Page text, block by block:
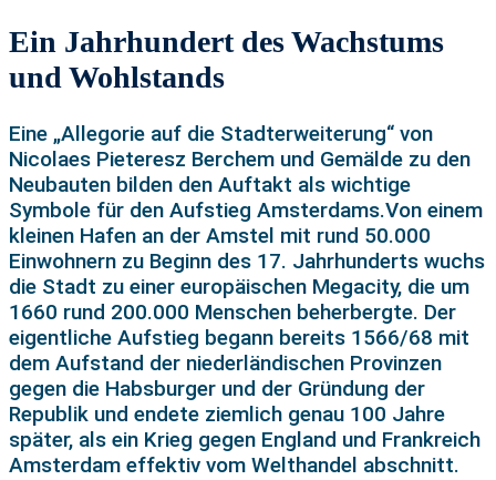
Ein Jahrhundert des Wachstums
und Wohlstands
Eine „Allegorie auf die Stadterweiterung“ von
Nicolaes Pieteresz Berchem und Gemälde zu den
Neubauten bilden den Auftakt als wichtige
Symbole für den Aufstieg Amsterdams.Von einem
kleinen Hafen an der Amstel mit rund 50.000
Einwohnern zu Beginn des 17. Jahrhunderts wuchs
die Stadt zu einer europäischen Megacity, die um
1660 rund 200.000 Menschen beherbergte. Der
eigentliche Aufstieg begann bereits 1566/68 mit
dem Aufstand der niederländischen Provinzen
gegen die Habsburger und der Gründung der
Republik und endete ziemlich genau 100 Jahre
später, als ein Krieg gegen England und Frankreich
Amsterdam effektiv vom Welthandel abschnitt.